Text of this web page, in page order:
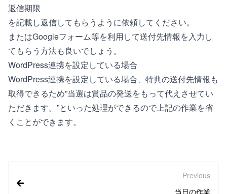
返信期限
を記載し返信してもらうように依頼してください。
またはGoogleフォーム等を利用して送付先情報を入力し
てもらう方法も良いでしょう。
WordPress連携を設定している場合
WordPress連携を設定している場合、特典の送付先情報も
取得できるため”当選は賞品の発送をもって代えさせてい
ただきます。”といった処理ができるので上記の作業を省
くことができます。
Previous
当日の作業